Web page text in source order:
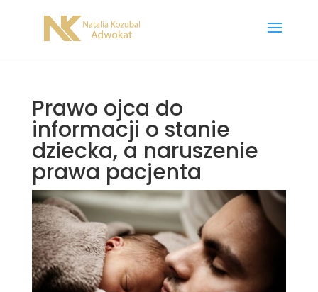
Prawo ojca do
informacji o stanie
dziecka, a naruszenie
prawa pacjenta